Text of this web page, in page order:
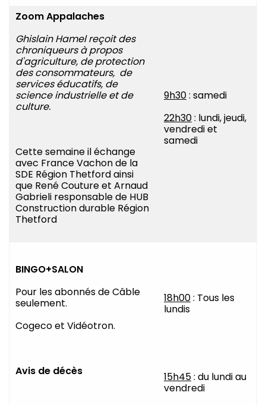
Zoom Appalaches
Ghislain Hamel reçoit des
chroniqueurs à propos
d'agriculture, de protection
des consommateurs, de
services éducatifs, de
science industrielle et de
culture.
Cette semaine il échange
avec France Vachon de la
SDE Région Thetford ainsi
que René Couture et Arnaud
Gabrieli responsable de HUB
Construction durable Région
Thetford
9h30: samedi
22h30: lundi, jeudi,
vendredi et
samedi
BINGO+SALON
Pour les abonnés de Câble
seulement.
Cogeco et Vidéotron.
Avis de décès
18h00: Tous les
lundis
15h45: du lundi au
vendredi